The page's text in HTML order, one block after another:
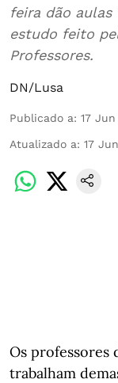
feira dão
estudo feito
Professores.
DN/Lusa
Publicado a: 17 Jun
Atualizado a: 17
Os professores
trabalham